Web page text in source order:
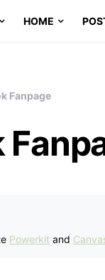
HOME
Fanpage
Powerkit and